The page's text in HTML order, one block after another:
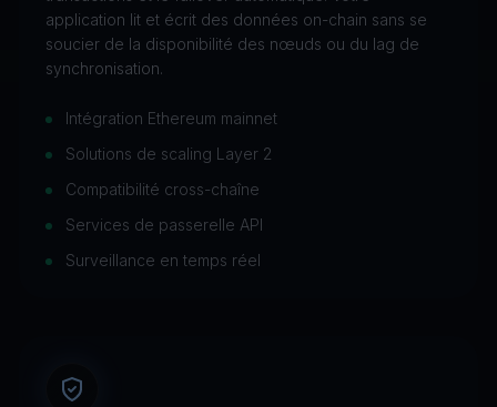
application lit et écrit des données on-chain sans se
soucier de la disponibilité des nœuds ou du lag de
synchronisation.
Intégration Ethereum mainnet
Solutions de scaling Layer 2
Compatibilité cross-chaîne
Services de passerelle API
Surveillance en temps réel